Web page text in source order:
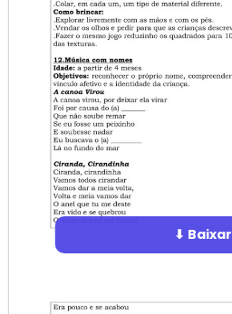
⬇ Baixar